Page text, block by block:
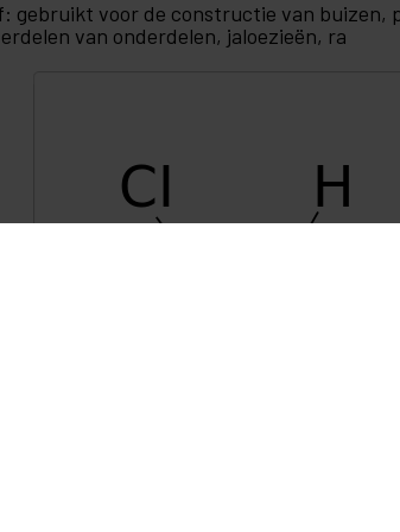
gebruikt voor de constructie van buizen,
van onderdelen, jaloezieën, ra